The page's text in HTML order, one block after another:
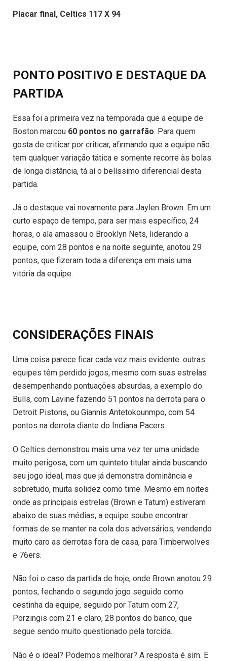
Placar final, Celtics 117 X 94
PONTO POSITIVO E DESTAQUE DA
PARTIDA
Essa foi a primeira vez na temporada que a equipe de
Boston marcou 60 pontos no garrafão. Para quem
gosta de criticar por criticar, afirmando que a equipe não
tem qualquer variação tática e somente recorre às bolas
de longa distância, tá aí o belíssimo diferencial desta
partida.
Já o destaque vai novamente para Jaylen Brown. Em um
curto espaço de tempo, para ser mais específico, 24
horas, o ala amassou o Brooklyn Nets, liderando a
equipe, com 28 pontos e na noite seguinte, anotou 29
pontos, que fizeram toda a diferença em mais uma
vitória da equipe.
CONSIDERAÇÕES FINAIS
Uma coisa parece ficar cada vez mais evidente: outras
equipes têm perdido jogos, mesmo com suas estrelas
desempenhando pontuações absurdas, a exemplo do
Bulls, com Lavine fazendo 51 pontos na derrota para o
Detroit Pistons, ou Giannis Antetokounmpo, com 54
pontos na derrota diante do Indiana Pacers.
O Celtics demonstrou mais uma vez ter uma unidade
muito perigosa, com um quinteto titular ainda buscando
seu jogo ideal, mas que já demonstra dominância e
sobretudo, muita solidez como time. Mesmo em noites
onde as principais estrelas (Brown e Tatum) estiveram
abaixo de suas médias, a equipe soube encontrar
formas de se manter na cola dos adversários, vendendo
muito caro as derrotas fora de casa, para Timberwolves
e 76ers.
Não foi o caso da partida de hoje, onde Brown anotou 29
pontos, fechando o segundo jogo seguido como
cestinha da equipe, seguido por Tatum com 27,
Porzingis com 21 e claro, 28 pontos do banco, que
segue sendo muito questionado pela torcida.
Não é o ideal? Podemos melhorar? A resposta é sim. E